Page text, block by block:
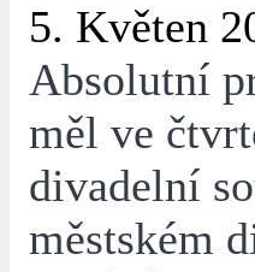
5. Květen
Absolutní
měl ve
divadelní
městském